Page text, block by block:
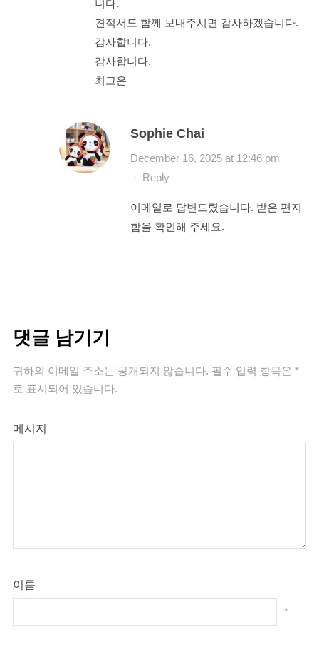
니다.
견적서도 함께 보내주시면 감사하겠습니다.
감사합니다.
감사합니다.
최고은
Sophie Chai
December 16, 2025 at 12:46 pm
· Reply
이메일로 답변드렸습니다. 받은 편지
함을 확인해 주세요.
댓글 남기기
귀하의 이메일 주소는 공개되지 않습니다. 필수 입력 항목은 *
로 표시되어 있습니다.
메시지
이름
*